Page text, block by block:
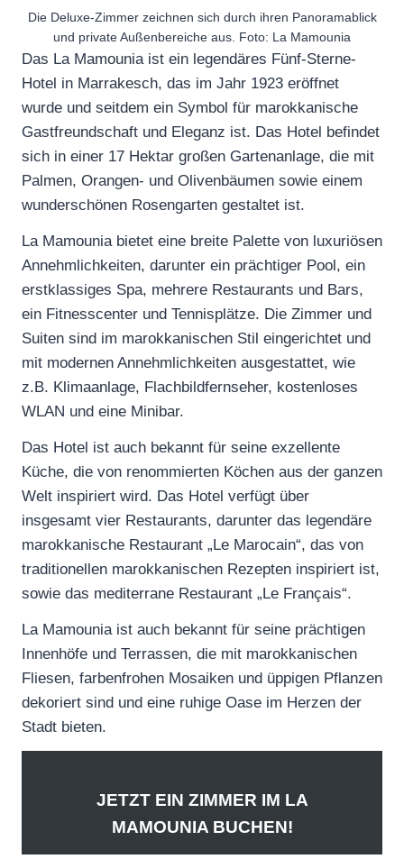
Die Deluxe-Zimmer zeichnen sich durch ihren Panoramablick
und private Außenbereiche aus. Foto: La Mamounia
Das La Mamounia ist ein legendäres Fünf-Sterne-
Hotel in Marrakesch, das im Jahr 1923 eröffnet
wurde und seitdem ein Symbol für marokkanische
Gastfreundschaft und Eleganz ist. Das Hotel befindet
sich in einer 17 Hektar großen Gartenanlage, die mit
Palmen, Orangen- und Olivenbäumen sowie einem
wunderschönen Rosengarten gestaltet ist.
La Mamounia bietet eine breite Palette von luxuriösen
Annehmlichkeiten, darunter ein prächtiger Pool, ein
erstklassiges Spa, mehrere Restaurants und Bars,
ein Fitnesscenter und Tennisplätze. Die Zimmer und
Suiten sind im marokkanischen Stil eingerichtet und
mit modernen Annehmlichkeiten ausgestattet, wie
z.B. Klimaanlage, Flachbildfernseher, kostenloses
WLAN und eine Minibar.
Das Hotel ist auch bekannt für seine exzellente
Küche, die von renommierten Köchen aus der ganzen
Welt inspiriert wird. Das Hotel verfügt über
insgesamt vier Restaurants, darunter das legendäre
marokkanische Restaurant „Le Marocain“, das von
traditionellen marokkanischen Rezepten inspiriert ist,
sowie das mediterrane Restaurant „Le Français“.
La Mamounia ist auch bekannt für seine prächtigen
Innenhöfe und Terrassen, die mit marokkanischen
Fliesen, farbenfrohen Mosaiken und üppigen Pflanzen
dekoriert sind und eine ruhige Oase im Herzen der
Stadt bieten.
JETZT EIN ZIMMER IM LA
MAMOUNIA BUCHEN!